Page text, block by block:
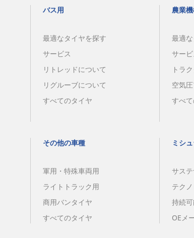
バス用
最適なタイヤを探す
サービス
リトレッドについて
リグルーブについて
すべてのタイヤ
農業
最適
サービ
トラ
空気
すべ
その他の車種
軍用・特殊車両用
ライトトラック用
商用バンタイヤ
すべてのタイヤ
ミシ
サス
テク
持続
OEメ